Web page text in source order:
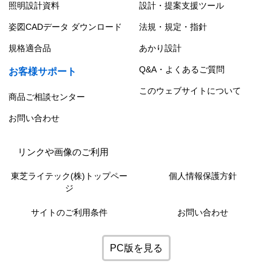
照明設計資料 設計・提案支援ツール
姿図CADデータ ダウンロード 法規・規定・指針
規格適合品 あかり設計
お客様サポート Q&A・よくあるご質問
商品ご相談センター
このウェブサイトについて
お問い合わせ
リンクや画像のご利用
東芝ライテック(株)トップペー
ジ
個人情報保護方針
サイトのご利用条件 お問い合わせ
PC版を見る